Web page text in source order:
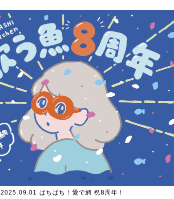
2025.09.01 ぱちぱち！愛で鯛 祝8周年！